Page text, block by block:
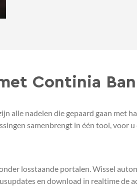
Continia
alle nadelen die gepaard gaan met
samenbrengt in één tool, voor u
losstaande portalen. Wissel
en download in realtime de